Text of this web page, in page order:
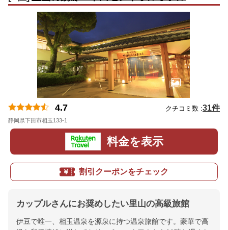
4.7 クチコミ数 :31件
静岡県下田市相玉133-1
料金を表示
割引クーポンをチェック
カップルさんにお奨めしたい里山の高級旅館
伊豆で唯一、相玉温泉を源泉に持つ温泉旅館です。豪華で高